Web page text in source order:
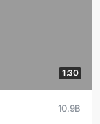
1:30
10.9B